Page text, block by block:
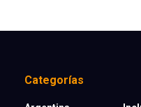
Categorías